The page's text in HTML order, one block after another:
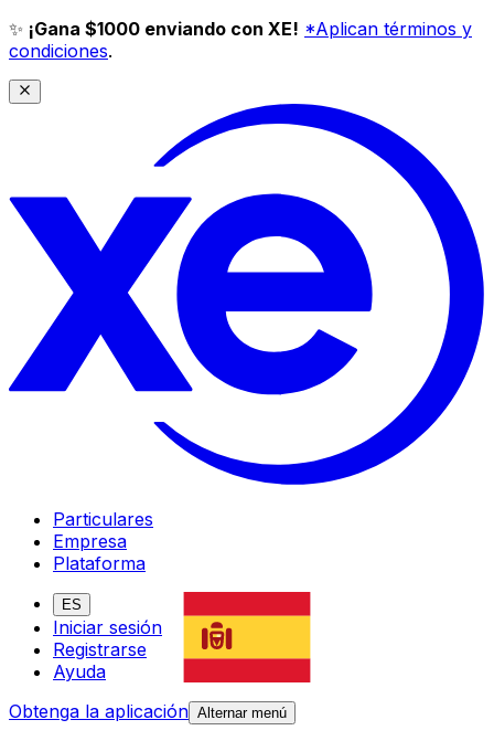
✨ ¡Gana $1000 enviando con XE! *Aplican términos y
condiciones.
Particulares
Empresa
Plataforma
ES
Iniciar sesión
Registrarse
Ayuda
Obtenga la aplicación Alternar menú